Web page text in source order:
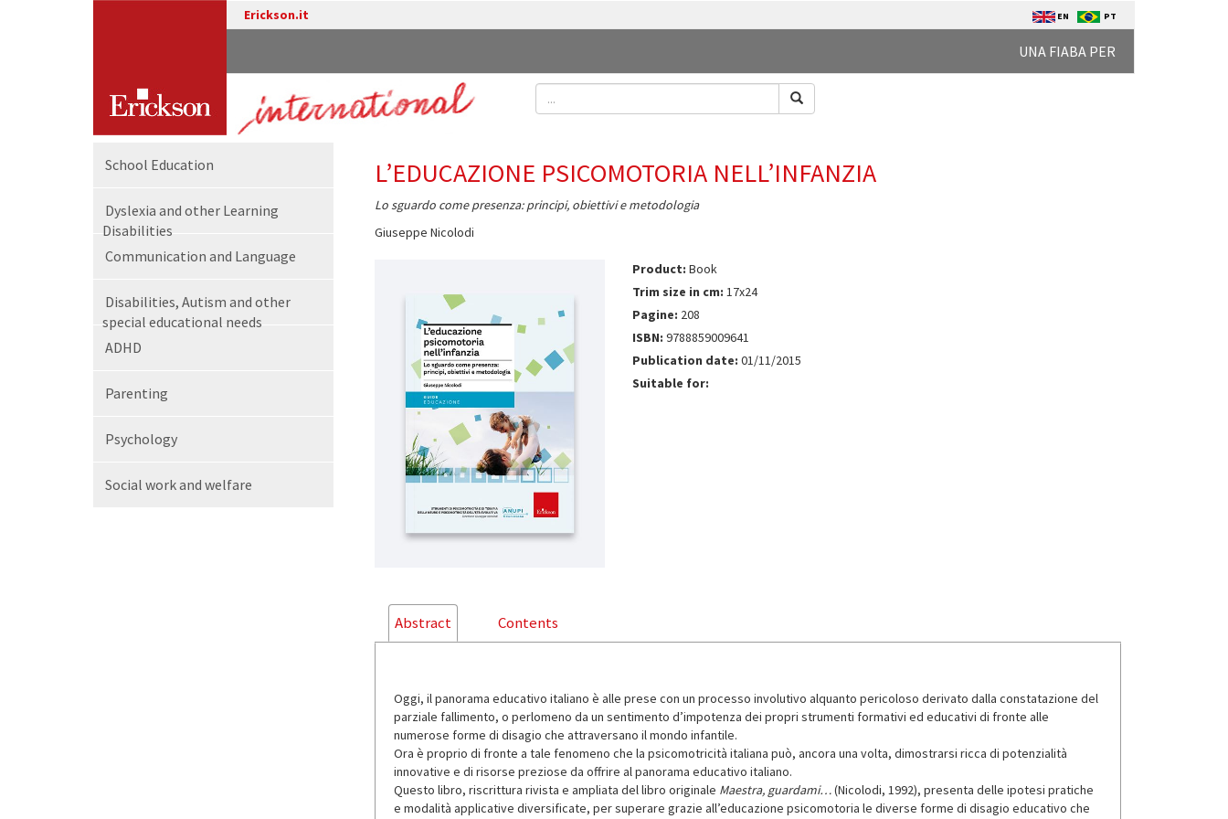
Erickson.it EN PT
UNA FIABA PER
School Education
Dyslexia and other Learning
Disabilities
Communication and Language
Disabilities, Autism and other
special educational needs
ADHD
Parenting
Psychology
Social work and welfare
L’EDUCAZIONE PSICOMOTORIA NELL’INFANZIA
Lo sguardo come presenza: principi, obiettivi e metodologia
Giuseppe Nicolodi
Product: Book
Trim size in cm: 17x24
Pagine: 208
ISBN: 9788859009641
Publication date: 01/11/2015
Suitable for:
Abstract Contents
Oggi, il panorama educativo italiano è alle prese con un processo involutivo alquanto pericoloso derivato dalla constatazione del
parziale fallimento, o perlomeno da un sentimento d’impotenza dei propri strumenti formativi ed educativi di fronte alle
numerose forme di disagio che attraversano il mondo infantile.
Ora è proprio di fronte a tale fenomeno che la psicomotricità italiana può, ancora una volta, dimostrarsi ricca di potenzialità
innovative e di risorse preziose da offrire al panorama educativo italiano.
Questo libro, riscrittura rivista e ampliata del libro originale Maestra, guardami…(Nicolodi, 1992), presenta delle ipotesi pratiche
e modalità applicative diversificate, per superare grazie all’educazione psicomotoria le diverse forme di disagio educativo che